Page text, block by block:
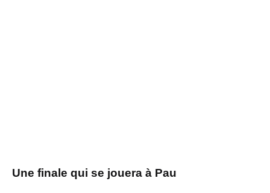
Une finale qui se jouera à Pau